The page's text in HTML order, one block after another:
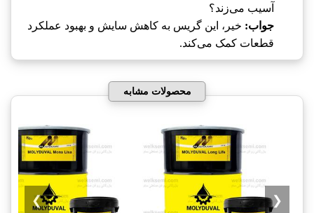
آسیب می‌زند؟
جواب: خیر، این گریس به کاهش سایش و بهبود عملکرد
قطعات کمک می‌کند.
محصولات مشابه
❮
❯